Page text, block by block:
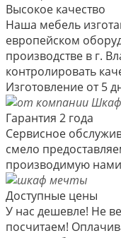
Высокое качество
Наша мебель
европейском
производстве в г.
контролировать
Изготовление от 5
Гарантия 2 года
Сервисное
смело
производимую
Доступные цены
У нас дешевле! Не
посчитаем!